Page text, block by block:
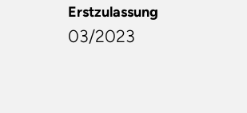
Erstzulassung
03/2023